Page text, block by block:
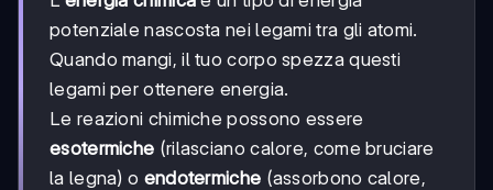
potenziale nascosta nei legami tra gli atomi.
Quando mangi, il tuo corpo spezza questi
legami per ottenere energia.
Le reazioni chimiche possono essere
esotermiche (rilasciano calore, come bruciare
la legna) o endotermiche (assorbono calore,